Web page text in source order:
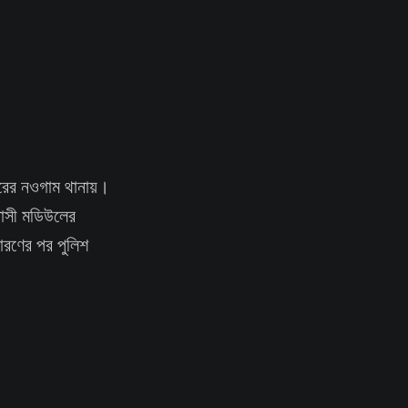
নওগাম থানায়।
মডিউলের
পর পুলিশ